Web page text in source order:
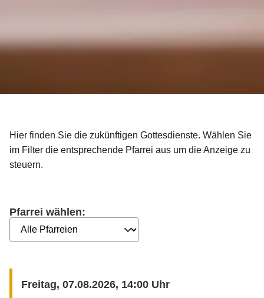
Hier finden Sie die zukünftigen Gottesdienste. Wählen Sie
im Filter die entsprechende Pfarrei aus um die Anzeige zu
steuern.
Pfarrei wählen:
Freitag, 07.08.2026, 14:00 Uhr